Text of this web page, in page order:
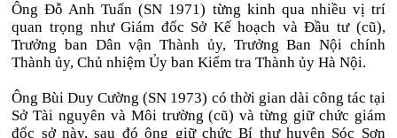
Ông Đỗ Anh Tuấn (SN 1971) từng kinh qua nhiều vị trí
quan trọng như Giám đốc Sở Kế hoạch và Đầu tư (cũ),
Trưởng ban Dân vận Thành ủy, Trưởng Ban Nội chính
Thành ủy, Chủ nhiệm Ủy ban Kiểm tra Thành ủy Hà Nội.
Ông Bùi Duy Cường (SN 1973) có thời gian dài công tác tại
Sở Tài nguyên và Môi trường (cũ) và từng giữ chức giám
đốc sở này, sau đó ông giữ chức Bí thư huyện Sóc Sơn